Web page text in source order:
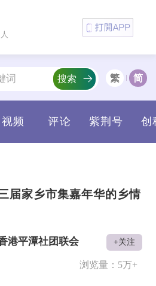
繁 简
视频 评论 紫荆号 创
搜索
届家乡市集嘉年华的乡情
港平潭社团联会 +关注
浏览量： 5万+